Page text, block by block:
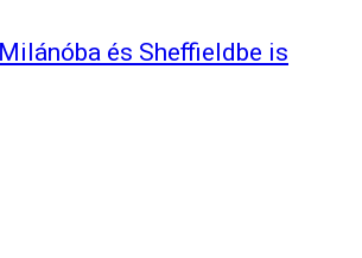
és Sheffieldbe is